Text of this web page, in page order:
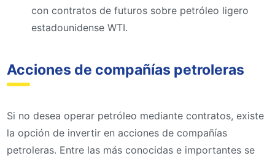
con contratos de futuros sobre petróleo ligero
estadounidense WTI.
Acciones de compañías petroleras
Si no desea operar petróleo mediante contratos, existe
la opción de invertir en acciones de compañías
petroleras. Entre las más conocidas e importantes se